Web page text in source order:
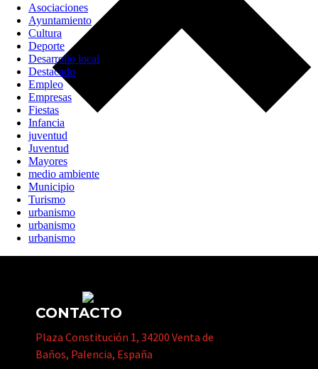
Asociaciones
Ayuntamiento
Cultura
Deporte
Desarrollo local
Destacado
Empleo
Empresas
Fiestas
Infancia
juventud
Juventud
Mayores
medio ambiente
Municipio
Turismo
urbanismo
urbanismo
urbanismo
CONTACTO
Plaza Constitución 1, 34200 Venta de
Baños, Palencia, España